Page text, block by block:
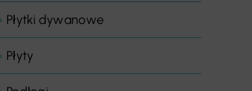
Płytki dywanowe
Płyty